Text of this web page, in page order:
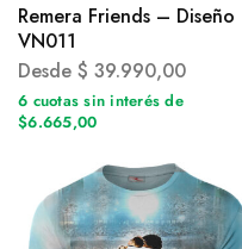
Remera Friends – Diseño
VN011
Desde $ 39.990,00
6 cuotas sin interés de
$6.665,00